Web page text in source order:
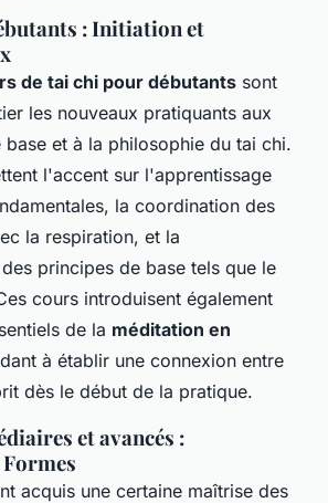
: Initiation et
de tai chi pour débutants sont
les nouveaux pratiquants aux
base et à la philosophie du tai chi.
l'accent sur l'apprentissage
la coordination des
la respiration, et la
principes de base tels que le
cours introduisent également
de la méditation en
à établir une connexion entre
dès le début de la pratique.
et avancés :
acquis une certaine maîtrise des